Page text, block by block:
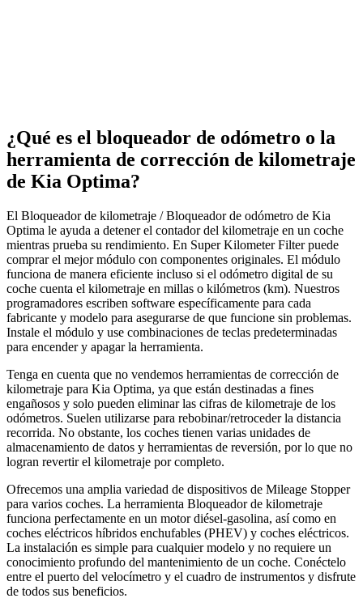
¿Qué es el bloqueador de odómetro o la
herramienta de corrección de kilometraje
de Kia Optima?
El Bloqueador de kilometraje / Bloqueador de odómetro de Kia
Optima le ayuda a detener el contador del kilometraje en un coche
mientras prueba su rendimiento. En Super Kilometer Filter puede
comprar el mejor módulo con componentes originales. El módulo
funciona de manera eficiente incluso si el odómetro digital de su
coche cuenta el kilometraje en millas o kilómetros (km). Nuestros
programadores escriben software específicamente para cada
fabricante y modelo para asegurarse de que funcione sin problemas.
Instale el módulo y use combinaciones de teclas predeterminadas
para encender y apagar la herramienta.
Tenga en cuenta que no vendemos herramientas de corrección de
kilometraje para Kia Optima, ya que están destinadas a fines
engañosos y solo pueden eliminar las cifras de kilometraje de los
odómetros. Suelen utilizarse para rebobinar/retroceder la distancia
recorrida. No obstante, los coches tienen varias unidades de
almacenamiento de datos y herramientas de reversión, por lo que no
logran revertir el kilometraje por completo.
Ofrecemos una amplia variedad de dispositivos de Mileage Stopper
para varios coches. La herramienta Bloqueador de kilometraje
funciona perfectamente en un motor diésel-gasolina, así como en
coches eléctricos híbridos enchufables (PHEV) y coches eléctricos.
La instalación es simple para cualquier modelo y no requiere un
conocimiento profundo del mantenimiento de un coche. Conéctelo
entre el puerto del velocímetro y el cuadro de instrumentos y disfrute
de todos sus beneficios.